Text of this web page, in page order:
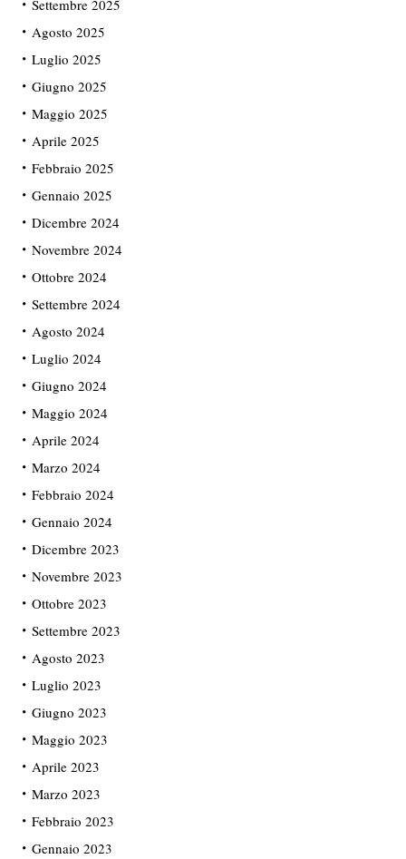
Settembre 2025
Agosto 2025
Luglio 2025
Giugno 2025
Maggio 2025
Aprile 2025
Febbraio 2025
Gennaio 2025
Dicembre 2024
Novembre 2024
Ottobre 2024
Settembre 2024
Agosto 2024
Luglio 2024
Giugno 2024
Maggio 2024
Aprile 2024
Marzo 2024
Febbraio 2024
Gennaio 2024
Dicembre 2023
Novembre 2023
Ottobre 2023
Settembre 2023
Agosto 2023
Luglio 2023
Giugno 2023
Maggio 2023
Aprile 2023
Marzo 2023
Febbraio 2023
Gennaio 2023